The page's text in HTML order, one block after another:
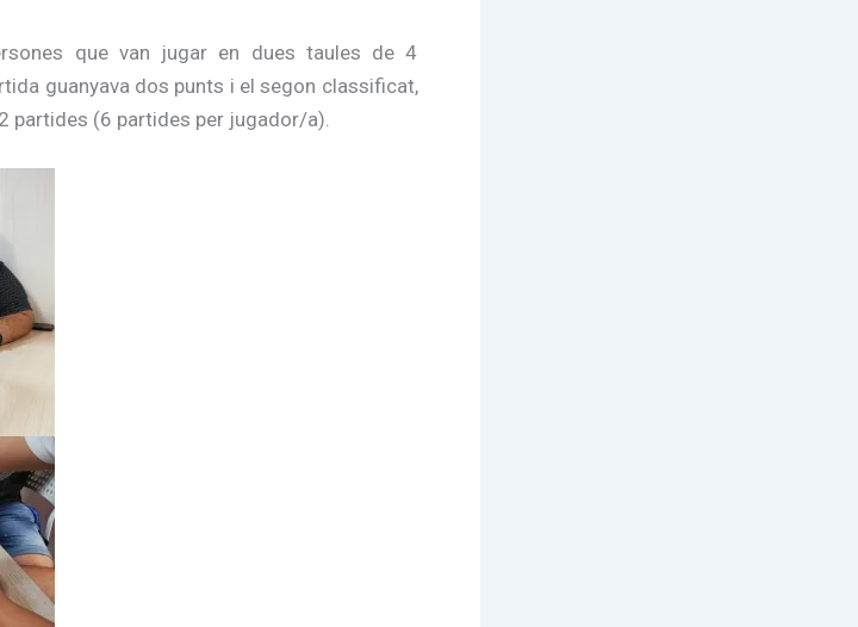
que van jugar en dues taules de 4
guanyava dos punts i el segon classificat,
partides (6 partides per jugador/a).